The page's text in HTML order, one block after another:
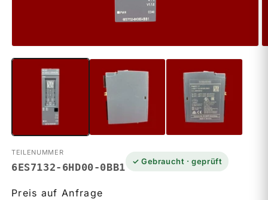
1
TEILENUMMER
6ES7132-6HD00-0BB1 ✓ Gebraucht · geprüft
Preis auf Anfrage